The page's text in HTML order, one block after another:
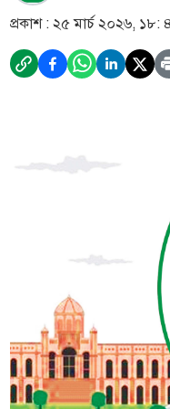
প্রকাশ : ২৫ মার্চ ২০২৬, ১৮: